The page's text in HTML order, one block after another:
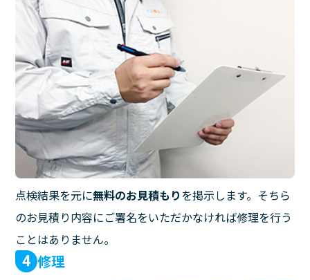
点検結果を元に無料のお見積もりを掲示します。そちら
のお見積り内容にご署名をいただかなければ修理を行う
ことはありません。
4 修理